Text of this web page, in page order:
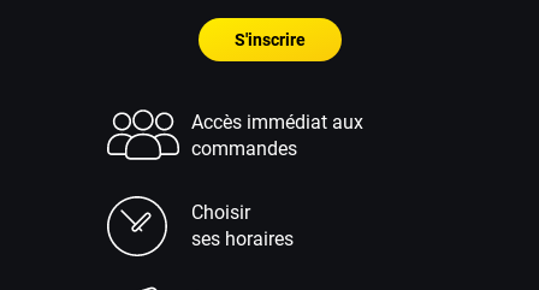
S'inscrire
Accès immédiat aux
commandes
Choisir
ses horaires